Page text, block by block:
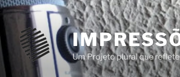
Um Projeto plural que